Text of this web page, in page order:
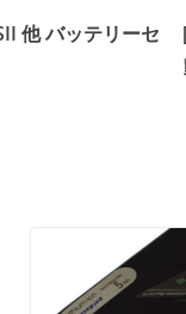
他 バッテリーセ